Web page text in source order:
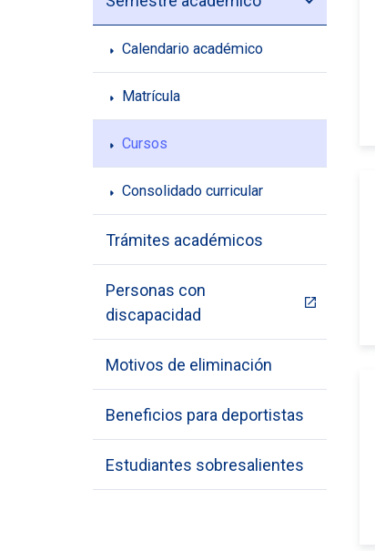
Calendario académico
Matrícula
Cursos
Consolidado curricular
Trámites académicos
Personas con
discapacidad
Motivos de eliminación
Beneficios para deportistas
Estudiantes sobresalientes